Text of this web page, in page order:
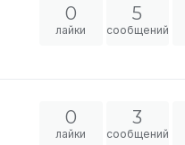
0
лайки
5
сообщений
0
лайки
3
сообщений